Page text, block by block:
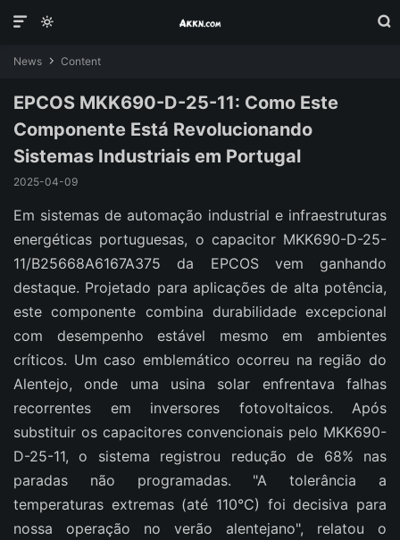



News  Content
EPCOS MKK690-D-25-11: Como Este
Componente Está Revolucionando
Sistemas Industriais em Portugal
2025-04-09
Em sistemas de automação industrial e infraestruturas
energéticas portuguesas, o capacitor MKK690-D-25-
11/B25668A6167A375 da EPCOS vem ganhando
destaque. Projetado para aplicações de alta potência,
este componente combina durabilidade excepcional
com desempenho estável mesmo em ambientes
críticos. Um caso emblemático ocorreu na região do
Alentejo, onde uma usina solar enfrentava falhas
recorrentes em inversores fotovoltaicos. Após
substituir os capacitores convencionais pelo MKK690-
D-25-11, o sistema registrou redução de 68% nas
paradas não programadas. "A tolerância a
temperaturas extremas (até 110°C) foi decisiva para
nossa operação no verão alentejano", relatou o